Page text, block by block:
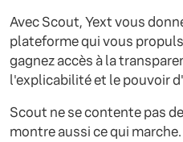
Avec Scout, Yext vous
plateforme qui vous
gagnez accès à la
l'explicabilité et le pouvoir
Scout ne se contente pas
montre aussi ce qui